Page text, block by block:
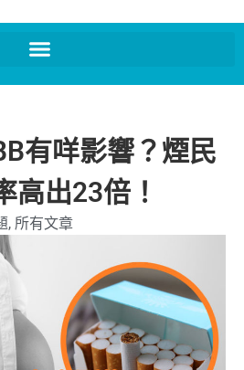
有咩影響？煙民
高出23倍！
, 所有文章